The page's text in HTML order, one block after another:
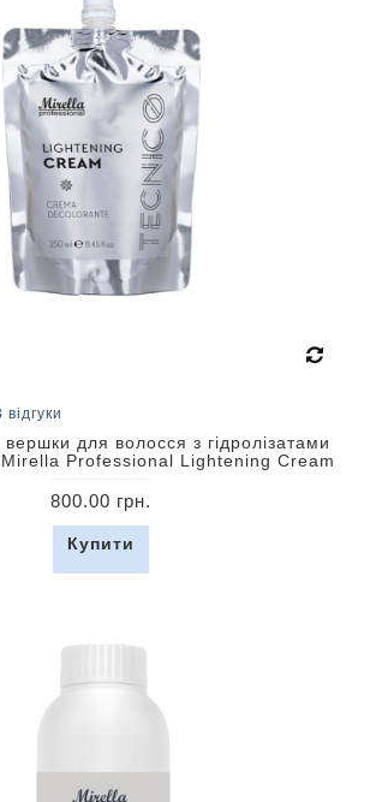
відгуки
вершки для волосся з гідролізатами
Professional Lightening Cream
800.00 грн.
Купити